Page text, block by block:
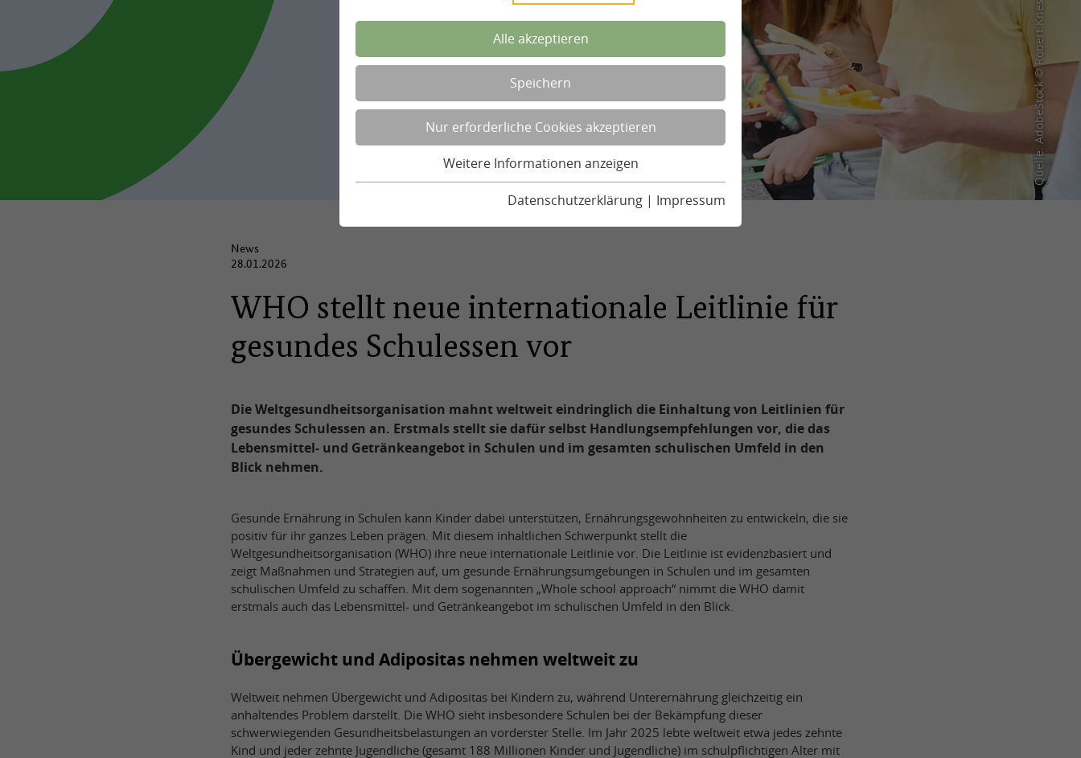
Alle akzeptieren
Speichern
Nur erforderliche Cookies akzeptieren
Weitere Informationen anzeigen
Datenschutzerklärung | Impressum
Quelle: AdobeStock © Robert Kneschke
News
28.01.2026
WHO stellt neue internationale Leitlinie für
gesundes Schulessen vor
Die Weltgesundheitsorganisation mahnt weltweit eindringlich die Einhaltung von Leitlinien für
gesundes Schulessen an. Erstmals stellt sie dafür selbst Handlungsempfehlungen vor, die das
Lebensmittel- und Getränkeangebot in Schulen und im gesamten schulischen Umfeld in den
Blick nehmen.
Gesunde Ernährung in Schulen kann Kinder dabei unterstützen, Ernährungsgewohnheiten zu entwickeln, die sie
positiv für ihr ganzes Leben prägen. Mit diesem inhaltlichen Schwerpunkt stellt die
Weltgesundheitsorganisation (WHO) ihre neue internationale Leitlinie vor. Die Leitlinie ist evidenzbasiert und
zeigt Maßnahmen und Strategien auf, um gesunde Ernährungsumgebungen in Schulen und im gesamten
schulischen Umfeld zu schaffen. Mit dem sogenannten „Whole school approach“ nimmt die WHO damit
erstmals auch das Lebensmittel- und Getränkeangebot im schulischen Umfeld in den Blick.
Übergewicht und Adipositas nehmen weltweit zu
Weltweit nehmen Übergewicht und Adipositas bei Kindern zu, während Unterernährung gleichzeitig ein
anhaltendes Problem darstellt. Die WHO sieht insbesondere Schulen bei der Bekämpfung dieser
schwerwiegenden Gesundheitsbelastungen an vorderster Stelle. Im Jahr 2025 lebte weltweit etwa jedes zehnte
Kind und jeder zehnte Jugendliche (gesamt 188 Millionen Kinder und Jugendliche) im schulpflichtigen Alter mit